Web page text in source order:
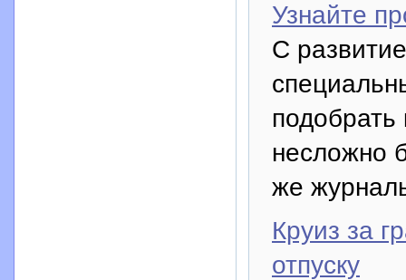
Узнайте
С
подобрать
несложно
же
Круиз за
отпуску